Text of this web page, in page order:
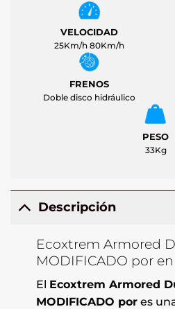
VELOCIDAD
25Km/h 80Km/h
FRENOS
Doble disco hidráulico
PESO
33Kg
Descripción
Ecoxtrem Armored
MODIFICADO por
El Ecoxtrem Armored
MODIFICADO pores